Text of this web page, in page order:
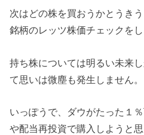
次はどの株を買おうかとうき
銘柄のレッツ株価チェックをし
持ち株については明るい未来
て思いは微塵も発生しません。
いっぽうで、ダウがたった１
や配当再投資で購入しようと